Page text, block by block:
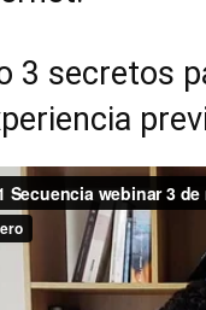
3 secretos